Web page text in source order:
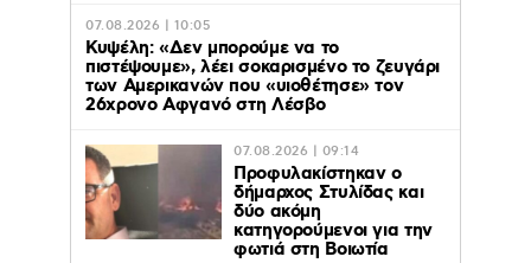
07.08.2026 | 10:05
Κυψέλη: «Δεν μπορούμε να το
πιστέψουμε», λέει σοκαρισμένο το ζευγάρι
των Αμερικανών που «υιοθέτησε» τον
26χρονο Αφγανό στη Λέσβο
07.08.2026 | 09:14
Προφυλακίστηκαν ο
δήμαρχος Στυλίδας και
δύο ακόμη
κατηγορούμενοι για την
φωτιά στη Βοιωτία